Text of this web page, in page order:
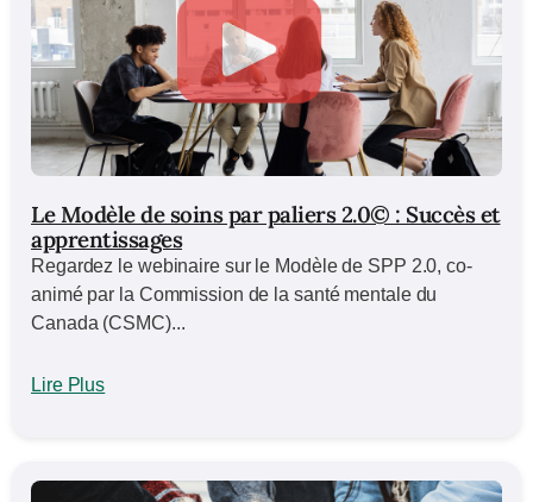
Le Modèle de soins par paliers 2.0© : Succès et
apprentissages
Regardez le webinaire sur le Modèle de SPP 2.0, co-
animé par la Commission de la santé mentale du
Canada (CSMC)...
Lire Plus